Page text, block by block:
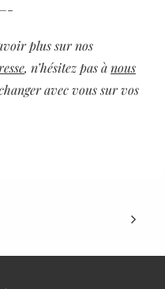
plus sur nos
, n’hésitez pas ànous
avec vous sur vos